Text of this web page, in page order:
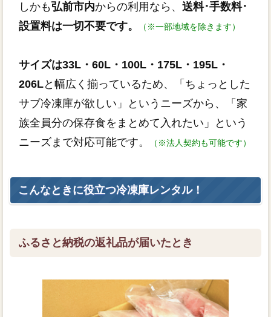
しかも 弘前市内からの利用なら、 送料･手数料･
設置料は一切不要です。
（※一部地域を除きます）
サイズは33L・60L・100L・175L・195L・
206Lと幅広く揃っているため、「ちょっとした
サブ冷凍庫が欲しい」というニーズから、「家
族全員分の保存食をまとめて入れたい」という
ニーズまで対応可能です。
（※法人契約も可能です）
こんなときに役立つ冷凍庫レンタル！
ふるさと納税の返礼品が届いたとき